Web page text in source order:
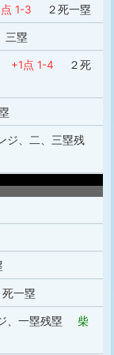
1-3
２死一塁
三塁
+1点 1-4 ２死
ジ、二、三塁残
一塁
、一塁残塁 柴